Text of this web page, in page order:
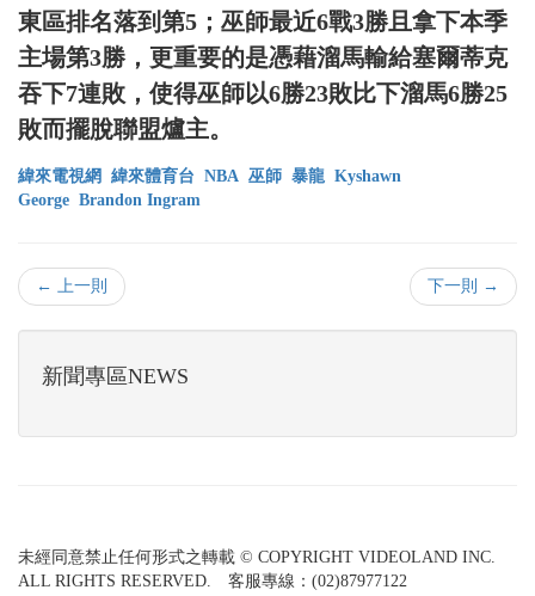
東區排名落到第5；巫師最近6戰3勝且拿下本季
主場第3勝，更重要的是憑藉溜馬輸給塞爾蒂克
吞下7連敗，使得巫師以6勝23敗比下溜馬6勝25
敗而擺脫聯盟爐主。
緯來電視網 緯來體育台 NBA 巫師 暴龍 Kyshawn
George Brandon Ingram
← 上一則 下一則 →
新聞專區NEWS
未經同意禁止任何形式之轉載 © COPYRIGHT VIDEOLAND INC.
ALL RIGHTS RESERVED. 客服專線：(02)87977122